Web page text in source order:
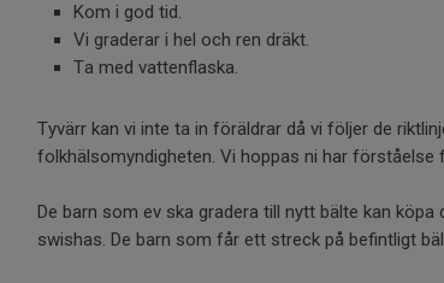
Kom i god tid.
Vi graderar i hel och ren dräkt.
Ta med vattenflaska.
Tyvärr kan vi inte ta in föräldrar då vi följer de
folkhälsomyndigheten. Vi hoppas ni har förståelse
De barn som ev ska gradera till nytt bälte kan
swishas. De barn som får ett streck på befintligt